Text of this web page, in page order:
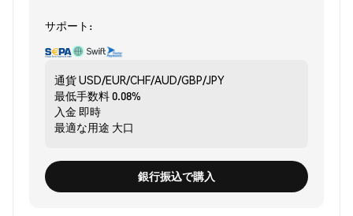
サポート:
通貨USD/EUR/CHF/AUD/GBP/JPY
最低手数料0.08%
入金 即時
最適な用途 大口
銀行振込で購入